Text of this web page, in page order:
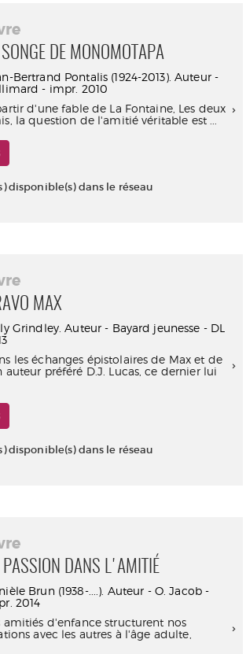
SONGE DE MONOMOTAPA
Bertrand Pontalis (1924-2013). Auteur -
- impr. 2010
d'une fable de La Fontaine, Les deux
la question de l'amitié véritable est ...
disponible(s) dans le réseau
MAX
Grindley. Auteur - Bayard jeunesse - DL
les échanges épistolaires de Max et de
auteur préféré D.J. Lucas, ce dernier lui
disponible(s) dans le réseau
PASSION DANS L'AMITIÉ
Brun (1938-....). Auteur - O. Jacob -
2014
amitiés d'enfance structurent nos
avec les autres à l'âge adulte,